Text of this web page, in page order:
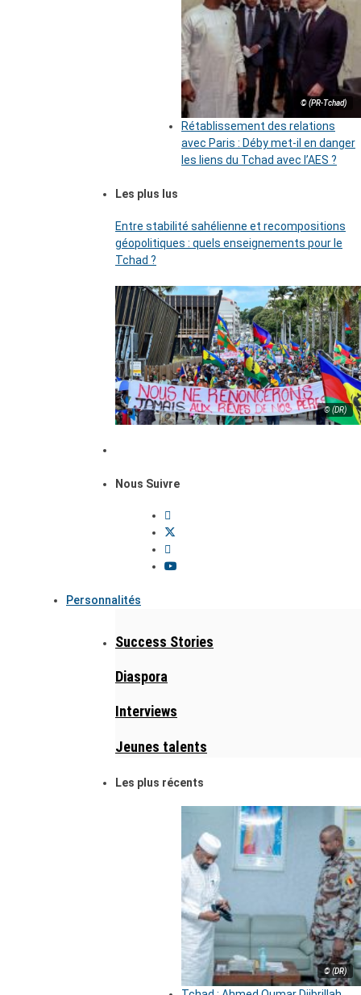
© (PR-Tchad)
Rétablissement des relations
avec Paris : Déby met-il en danger
les liens du Tchad avec l’AES ?
Les plus lus
Entre stabilité sahélienne et recompositions
géopolitiques : quels enseignements pour le
Tchad ?
© (DR)
Nous Suivre
Personnalités
Success Stories
Diaspora
Interviews
Jeunes talents
Les plus récents
© (DR)